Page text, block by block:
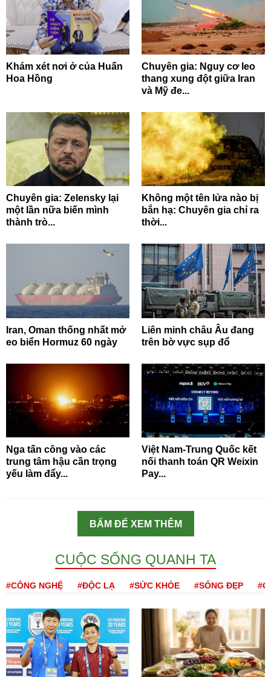
Khám xét nơi ở của Huấn
Hoa Hồng
Chuyên gia: Nguy cơ leo
thang xung đột giữa Iran
và Mỹ đe...
Chuyên gia: Zelensky lại
một lần nữa biến mình
thành trò...
Không một tên lửa nào bị
bắn hạ: Chuyên gia chỉ ra
thời...
Iran, Oman thống nhất mở
eo biển Hormuz 60 ngày
Liên minh châu Âu đang
trên bờ vực sụp đổ
Nga tấn công vào các
trung tâm hậu cần trọng
yếu làm đẩy...
Việt Nam-Trung Quốc kết
nối thanh toán QR Weixin
Pay...
BẤM ĐỂ XEM THÊM
CUỘC SỐNG QUANH TA
#CÔNG NGHỆ #ĐỘC LẠ #SỨC KHỎE #SỐNG ĐẸP